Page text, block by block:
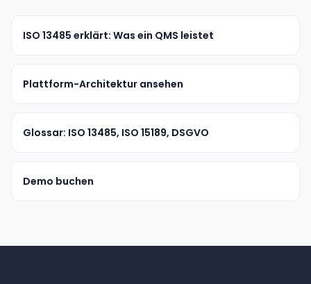
ISO 13485 erklärt: Was ein QMS leistet
Plattform-Architektur ansehen
Glossar: ISO 13485, ISO 15189, DSGVO
Demo buchen